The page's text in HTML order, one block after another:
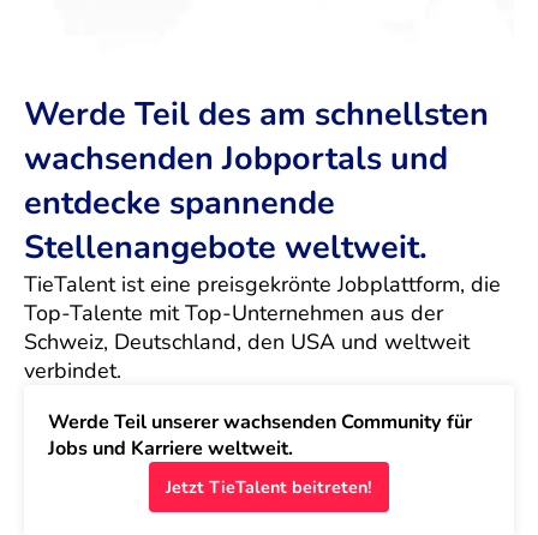
Werde Teil des am schnellsten
wachsenden Jobportals und
entdecke spannende
Stellenangebote weltweit.
TieTalent ist eine preisgekrönte Jobplattform, die
Top-Talente mit Top-Unternehmen aus der
Schweiz, Deutschland, den USA und weltweit
verbindet.
Werde Teil unserer wachsenden Community für
Jobs und Karriere weltweit.
Jetzt TieTalent beitreten!